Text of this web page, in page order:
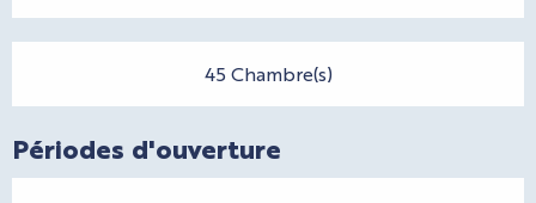
45 Chambre(s)
Périodes d'ouverture